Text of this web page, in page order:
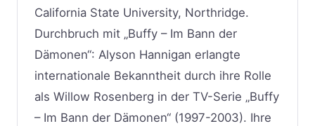
California State University, Northridge.
Durchbruch mit „Buffy – Im Bann der
Dämonen“: Alyson Hannigan erlangte
internationale Bekanntheit durch ihre Rolle
als Willow Rosenberg in der TV-Serie „Buffy
– Im Bann der Dämonen“ (1997-2003). Ihre